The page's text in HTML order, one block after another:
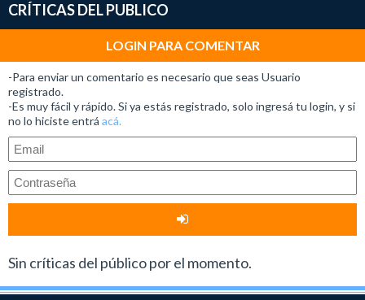
CRÍTICAS DEL PUBLICO
LOGIN PARA COMENTAR
-Para enviar un comentario es necesario que seas Usuario
registrado.
-Es muy fácil y rápido. Si ya estás registrado, solo ingresá tu login, y si
no lo hiciste entrá acá.
Sin críticas del público por el momento.